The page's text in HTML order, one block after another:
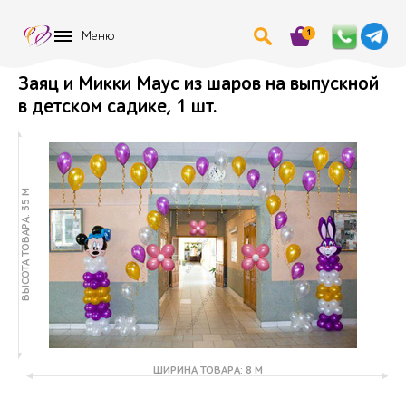
Меню 1
Заяц и Микки Маус из шаров на выпускной
в детском садике, 1 шт.
ВЫСОТА ТОВАРА: 35 М
ШИРИНА ТОВАРА: 8 М